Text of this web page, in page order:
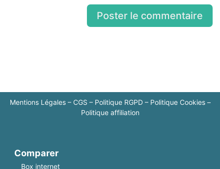
Mentions Légales– CGS – Politique RGPD– Politique Cookies–
Politique affiliation
Comparer
Box internet